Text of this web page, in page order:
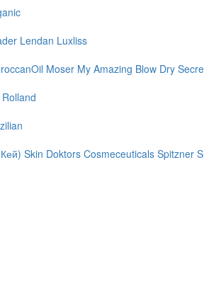
Lendan Luxliss
Moser My Amazing Blow Dry
Skin Doktors Cosmeceuticals Spitzner